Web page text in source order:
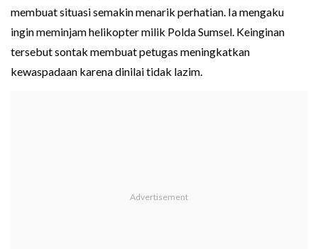
membuat situasi semakin menarik perhatian. Ia mengaku
ingin meminjam helikopter milik Polda Sumsel. Keinginan
tersebut sontak membuat petugas meningkatkan
kewaspadaan karena dinilai tidak lazim.